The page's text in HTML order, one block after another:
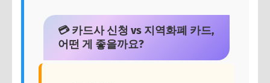
💳 카드사 신청 vs 지역화폐 카드,
어떤 게 좋을까요?